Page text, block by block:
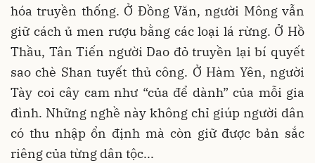
hóa truyền thống. Ở Đồng Văn, người Mông vẫn
giữ cách ủ men rượu bằng các loại lá rừng. Ở Hồ
Thầu, Tân Tiến người Dao đỏ truyền lại bí quyết
sao chè Shan tuyết thủ công. Ở Hàm Yên, người
Tày coi cây cam như “của để dành” của mỗi gia
đình. Những nghề này không chỉ giúp người dân
có thu nhập ổn định mà còn giữ được bản sắc
riêng của từng dân tộc...